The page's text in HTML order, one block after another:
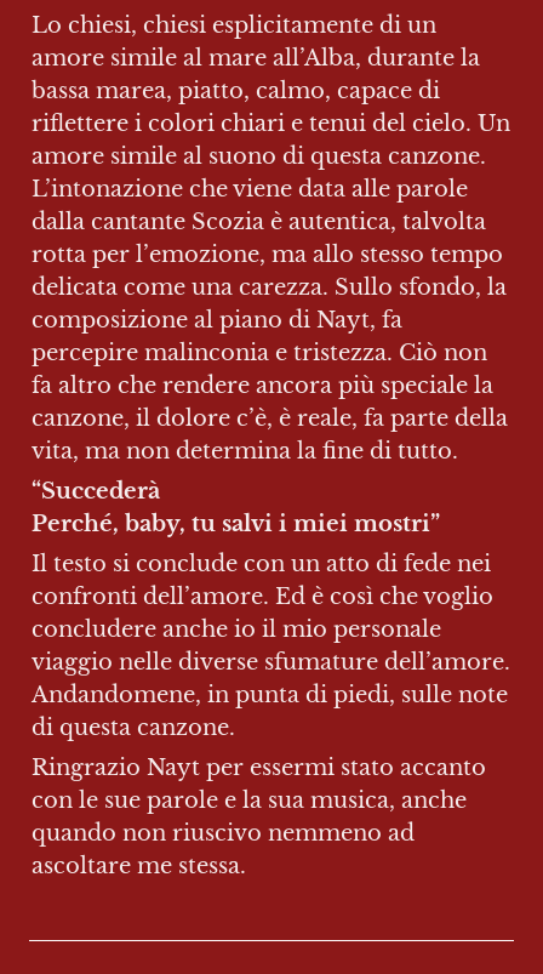
Lo chiesi, chiesi esplicitamente di un
amore simile al mare all’Alba, durante la
bassa marea, piatto, calmo, capace di
riflettere i colori chiari e tenui del cielo. Un
amore simile al suono di questa canzone.
L’intonazione che viene data alle parole
dalla cantante Scozia è autentica, talvolta
rotta per l’emozione, ma allo stesso tempo
delicata come una carezza. Sullo sfondo, la
composizione al piano di Nayt, fa
percepire malinconia e tristezza. Ciò non
fa altro che rendere ancora più speciale la
canzone, il dolore c’è, è reale, fa parte della
vita, ma non determina la fine di tutto.
“Succederà
Perché, baby, tu salvi i miei mostri”
Il testo si conclude con un atto di fede nei
confronti dell’amore. Ed è così che voglio
concludere anche io il mio personale
viaggio nelle diverse sfumature dell’amore.
Andandomene, in punta di piedi, sulle note
di questa canzone.
Ringrazio Nayt per essermi stato accanto
con le sue parole e la sua musica, anche
quando non riuscivo nemmeno ad
ascoltare me stessa.